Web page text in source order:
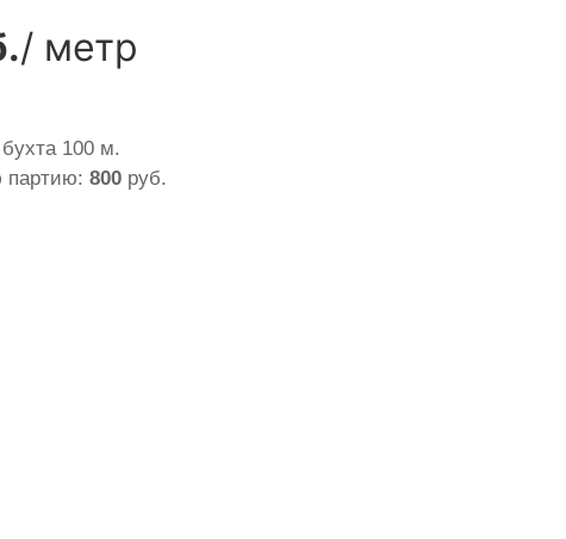
/ метр
100 м.
партию: 800 руб.